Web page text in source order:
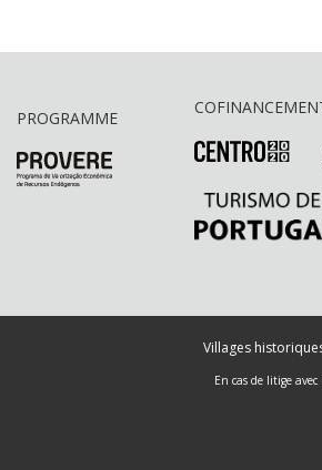
PROGRAMME
Villages
En cas de litige